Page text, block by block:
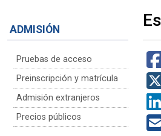
ADMISIÓN
Pruebas de acceso
Preinscripción y matrícula
Admisión extranjeros
Precios públicos